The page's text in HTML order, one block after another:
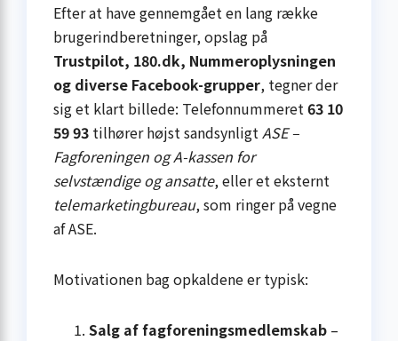
Efter at have gennemgået en lang række
brugerindberetninger, opslag på
Trustpilot, 180.dk, Nummeroplysningen
og diverse Facebook-grupper, tegner der
sig et klart billede: Telefonnummeret63 10
59 93 tilhører højst sandsynligtASE –
Fagforeningen og A-kassen for
selvstændige og ansatte, eller et eksternt
telemarketingbureau, som ringer på vegne
af ASE.
Motivationen bag opkaldene er typisk:
Salg af fagforeningsmedlemskab –